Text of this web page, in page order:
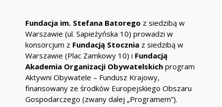
Fundacja im. Stefana Batorego z siedzibą w
Warszawie (ul. Sapieżyńska 10) prowadzi w
konsorcjum z Fundacją Stoczniaz siedzibą w
Warszawie (Plac Zamkowy 10) i Fundacją
Akademia Organizacji Obywatelskichprogram
Aktywni Obywatele – Fundusz Krajowy,
finansowany ze środków Europejskiego Obszaru
Gospodarczego (zwany dalej „Programem”).